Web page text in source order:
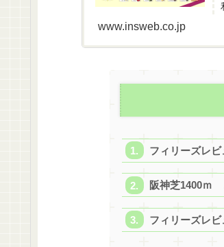
www.insweb.co.jp
フィリーズレ
阪神芝1400ｍ
フィリーズレ